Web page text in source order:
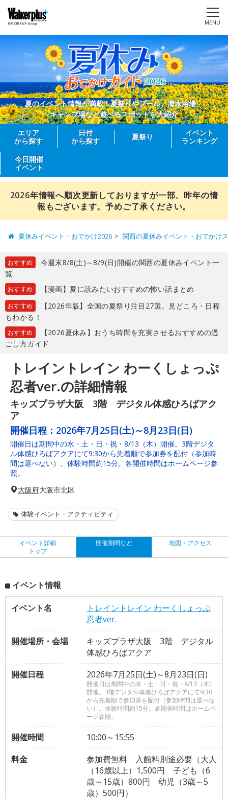
MENU
夏のイベント情報が満載！夏祭りやプール、海水浴場、
キャンプ場など遊べるスポットを大紹介
エリア
から探す
日付
から探す
夏祭り
イベント
ランキング
今日開催
イベント
2026年情報へ順次更新しておりますが一部、昨年の情
報もございます。予めご了承ください。
夏休みイベント・おでかけ2026 関西の夏休みイベント・おでかけ
おすすめ
今週末8/8(土)～8/9(日)開催の関西の夏休みイベント一
覧
おすすめ 【漫画】夏に読みたいおすすめの怖い話まとめ
おすすめ
【2026年版】全国の夏祭り注目27選。見どころ・日程
もわかる！
おすすめ
【2026夏休み】おうち時間を充実させるおすすめの過
ごし方ガイド
トレイントレイン わーくしょっぷ
忍者ver.の詳細情報
キッズプラザ大阪 3階 デジタル体感ひろばアク
ア
開催日程： 2026年7月25日(土)～8月23日(日)
開催日は期間中の水・土・日・祝・8/13（木）開催。3階デジタ
ル体感ひろばアクアにて9:30から先着順で参加券を配付（参加時
間は選べない）。体験時間約15分。各開催時間はホームページ参
照。
大阪府大阪市北区
体験イベント・アクティビティ
イベント詳細
トップ
開催期間など 地図・アクセス
イベント情報
イベント名
トレイントレイン わーくしょっぷ
忍者ver.
開催場所・会場
キッズプラザ大阪 3階 デジタル
体感ひろばアクア
開催日程
2026年7月25日(土)～8月23日(日)
開催日は期間中の水・土・日・祝・8/13（木）
開催。3階デジタル体感ひろばアクアにて9:30
から先着順で参加券を配付（参加時間は選べな
い）。体験時間約15分。各開催時間はホームペ
ージ参照。
開催時間
10:00～15:55
料金
参加費無料 入館料別途必要（大人
（16歳以上）1,500円 子ども（6
歳～15歳）800円 幼児（3歳～5
歳）500円）